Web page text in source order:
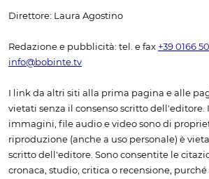
Direttore: Laura Agostino
Redazione e pubblicità: tel. e fax +39 0166
info@bobinte.tv
I link da altri siti alla prima pagina e alle
vietati senza il consenso scritto
immagini, file audio e video sono di
riproduzione (anche a uso personale) è
scritto dell'editore. Sono consentite le
cronaca, studio, critica o recensione,